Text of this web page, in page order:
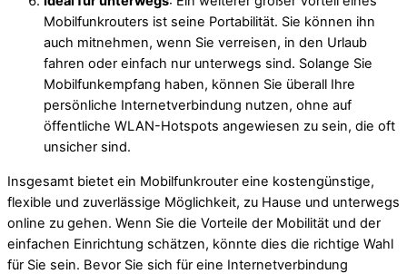
Mobilfunkrouters ist seine Portabilität. Sie können ihn
auch mitnehmen, wenn Sie verreisen, in den Urlaub
fahren oder einfach nur unterwegs sind. Solange Sie
Mobilfunkempfang haben, können Sie überall Ihre
persönliche Internetverbindung nutzen, ohne auf
öffentliche WLAN-Hotspots angewiesen zu sein, die oft
unsicher sind.
Insgesamt bietet ein Mobilfunkrouter eine kostengünstige,
flexible und zuverlässige Möglichkeit, zu Hause und unterwegs
online zu gehen. Wenn Sie die Vorteile der Mobilität und der
einfachen Einrichtung schätzen, könnte dies die richtige Wahl
für Sie sein. Bevor Sie sich für eine Internetverbindung